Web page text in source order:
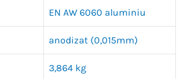
EN AW 6060 aluminiu
anodizat (0,015mm)
3,864 kg